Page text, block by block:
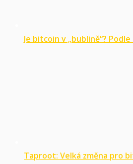
Je bitcoin v „bublině“?
Taproot: Velká změna pro